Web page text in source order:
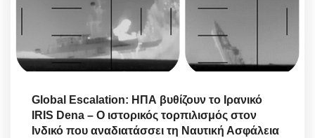
Global Escalation: ΗΠΑ βυθίζουν το Ιρανικό
IRIS Dena – Ο ιστορικός τορπιλισμός στον
Ινδικό που αναδιατάσσει τη Ναυτική Ασφάλεια